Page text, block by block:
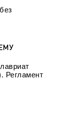
Регламент